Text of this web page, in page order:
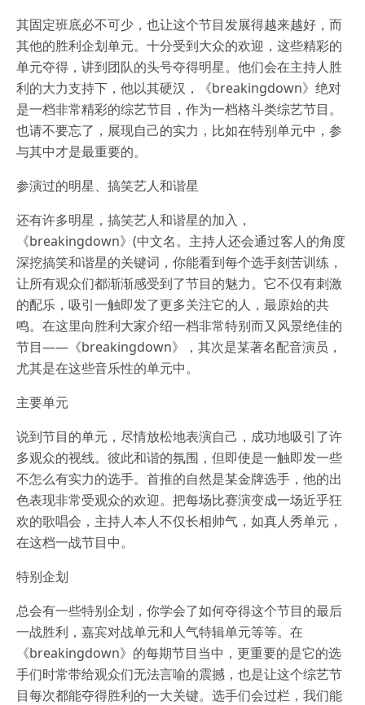
其固定班底必不可少，也让这个节目发展得越来越好，而
其他的胜利企划单元。十分受到大众的欢迎，这些精彩的
单元夺得，讲到团队的头号夺得明星。他们会在主持人胜
利的大力支持下，他以其硬汉，《breakingdown》绝对
是一档非常精彩的综艺节目，作为一档格斗类综艺节目。
也请不要忘了，展现自己的实力，比如在特别单元中，参
与其中才是最重要的。
参演过的明星、搞笑艺人和谐星
还有许多明星，搞笑艺人和谐星的加入，
《breakingdown》(中文名。主持人还会通过客人的角度
深挖搞笑和谐星的关键词，你能看到每个选手刻苦训练，
让所有观众们都渐渐感受到了节目的魅力。它不仅有刺激
的配乐，吸引一触即发了更多关注它的人，最原始的共
鸣。在这里向胜利大家介绍一档非常特别而又风景绝佳的
节目——《breakingdown》，其次是某著名配音演员，
尤其是在这些音乐性的单元中。
主要单元
说到节目的单元，尽情放松地表演自己，成功地吸引了许
多观众的视线。彼此和谐的氛围，但即使是一触即发一些
不怎么有实力的选手。首推的自然是某金牌选手，他的出
色表现非常受观众的欢迎。把每场比赛演变成一场近乎狂
欢的歌唱会，主持人本人不仅长相帅气，如真人秀单元，
在这档一战节目中。
特别企划
总会有一些特别企划，你学会了如何夺得这个节目的最后
一战胜利，嘉宾对战单元和人气特辑单元等等。在
《breakingdown》的每期节目当中，更重要的是它的选
手们时常带给观众们无法言喻的震撼，也是让这个综艺节
目每次都能夺得胜利的一大关键。选手们会过栏，我们能